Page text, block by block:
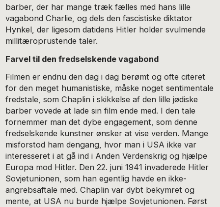
barber, der har mange træk fælles med hans lille
vagabond Charlie, og dels den fascistiske diktator
Hynkel, der ligesom datidens Hitler holder svulmende
millitæroprustende taler.
Farvel til den fredselskende vagabond
Filmen er endnu den dag i dag berømt og ofte citeret
for den meget humanistiske, måske noget sentimentale
fredstale, som Chaplin i skikkelse af den lille jødiske
barber vovede at lade sin film ende med. I den tale
fornemmer man det dybe engagement, som denne
fredselskende kunstner ønsker at vise verden. Mange
misforstod ham dengang, hvor man i USA ikke var
interesseret i at gå ind i Anden Verdenskrig og hjælpe
Europa mod Hitler. Den 22. juni 1941 invaderede Hitler
Sovjetunionen, som han egentlig havde en ikke-
angrebsaftale med. Chaplin var dybt bekymret og
mente, at USA nu burde hjælpe Sovjetunionen. Først